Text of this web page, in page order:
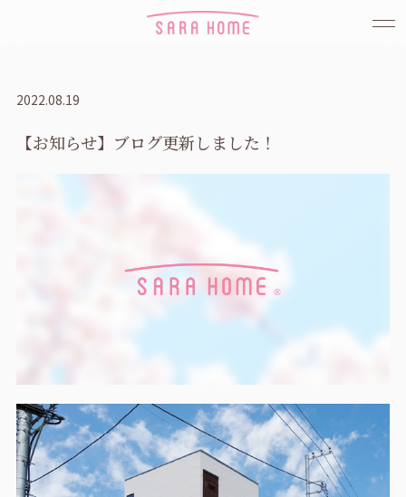
2022.08.19
【お知らせ】ブログ更新しました！